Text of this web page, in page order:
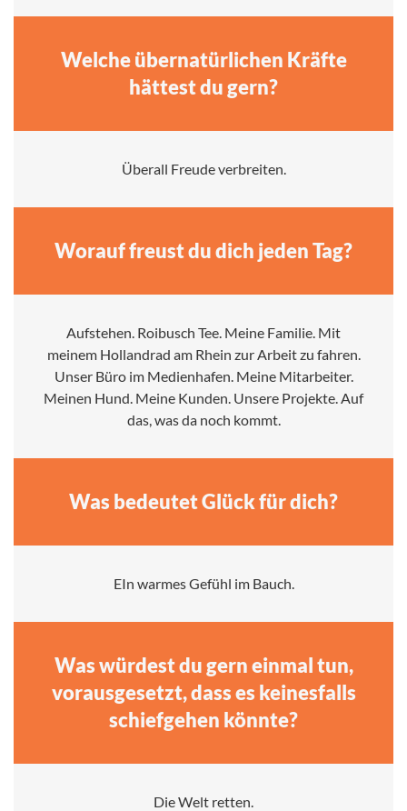
Welche übernatürlichen Kräfte
hättest du gern?
Überall Freude verbreiten.
Worauf freust du dich jeden Tag?
Aufstehen. Roibusch Tee. Meine Familie. Mit
meinem Hollandrad am Rhein zur Arbeit zu fahren.
Unser Büro im Medienhafen. Meine Mitarbeiter.
Meinen Hund. Meine Kunden. Unsere Projekte. Auf
das, was da noch kommt.
Was bedeutet Glück für dich?
EIn warmes Gefühl im Bauch.
Was würdest du gern einmal tun,
vorausgesetzt, dass es keinesfalls
schiefgehen könnte?
Die Welt retten.